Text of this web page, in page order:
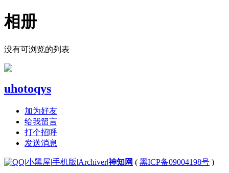
相册
没有可浏览的列表
uhotoqys
加为好友
给我留言
打个招呼
发送消息
|小黑屋|手机版|Archiver|神知网 ( 黑ICP备09004198号 )